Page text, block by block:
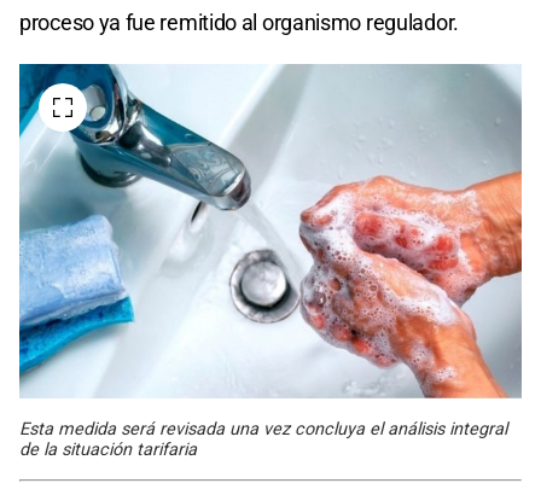
proceso ya fue remitido al organismo regulador.
Esta medida será revisada una vez concluya el análisis integral
de la situación tarifaria